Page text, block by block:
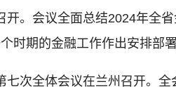
。会议全面总结2024年全省
时期的金融工作作出安排部署
次全体会议在兰州召开。全